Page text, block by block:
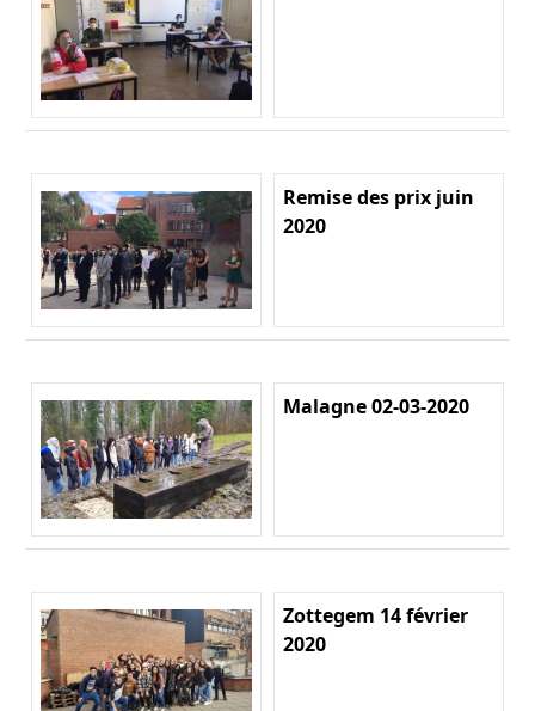
Remise des prix juin
2020
Malagne 02-03-2020
Zottegem 14 février
2020